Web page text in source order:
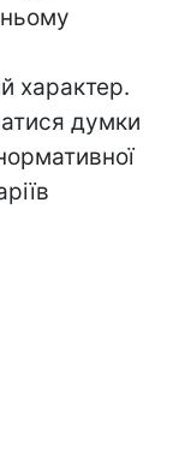
характер.
думки